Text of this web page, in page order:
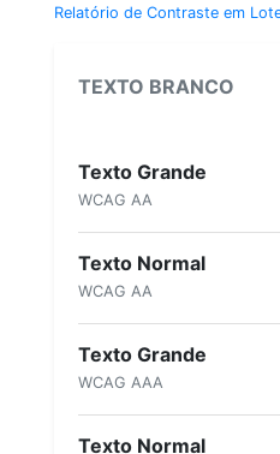
Relatório de Contraste em
TEXTO BRANCO
Texto Grande
WCAG AA
Texto Normal
WCAG AA
Texto Grande
WCAG AAA
Texto Normal